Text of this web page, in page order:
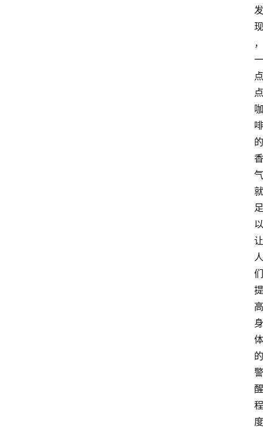
发
现
，
一
点
点
咖
啡
的
香
气
就
足
以
让
人
们
提
高
身
体
的
警
醒
程
度